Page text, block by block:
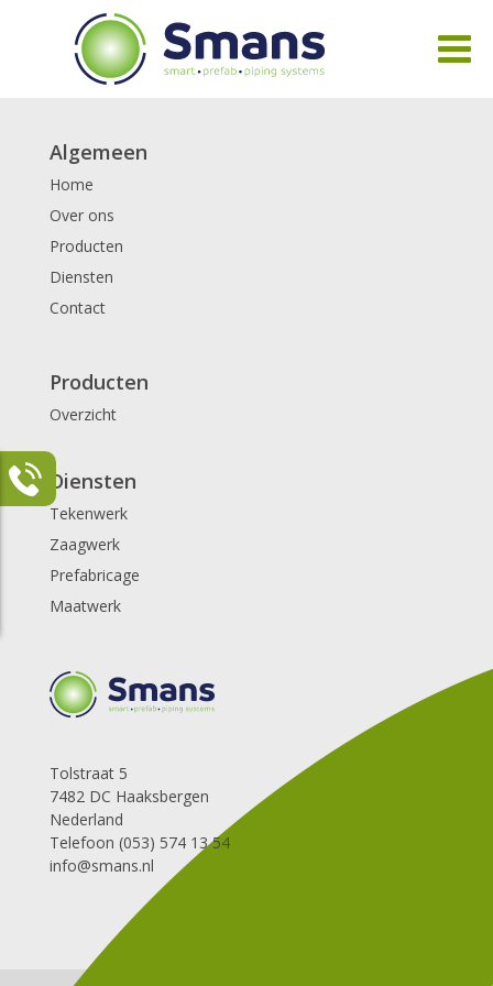
Algemeen
Home
Over ons
Producten
Diensten
Contact
Producten
Overzicht
Diensten
Tekenwerk
Zaagwerk
Prefabricage
Maatwerk
Tolstraat 5
7482 DC Haaksbergen
Nederland
Telefoon (053) 574 13 54
info@smans.nl